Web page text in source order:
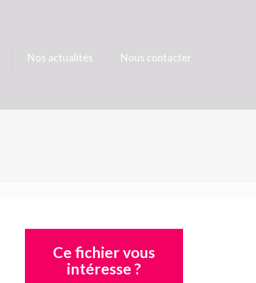
Nos actualités Nous contacter
Ce fichier vous
intéresse ?